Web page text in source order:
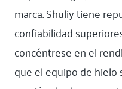
marca. Shuliy tiene
confiabilidad
concéntrese en el
que el equipo de hielo